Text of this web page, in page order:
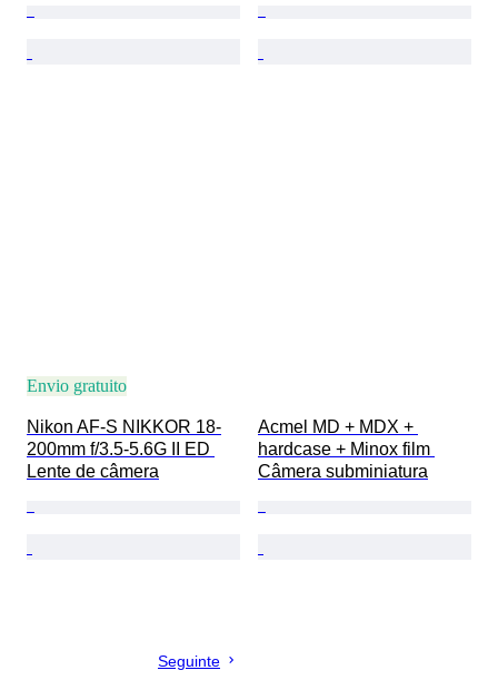
Envio gratuito
Nikon AF-S NIKKOR 18-
200mm f/3.5-5.6G II ED
Lente de câmera
Acmel MD + MDX +
hardcase + Minox film
Câmera subminiatura
Seguinte